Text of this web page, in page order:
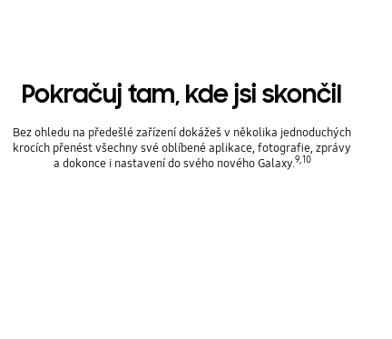
Pokračuj tam, kde jsi skončil
Bez ohledu na předešlé zařízení dokážeš v několika jednoduchých
krocích přenést všechny své oblíbené aplikace, fotografie, zprávy
a dokonce i nastavení do svého nového Galaxy.9, 10